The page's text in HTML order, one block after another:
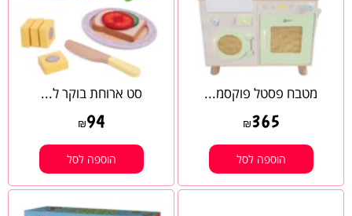
מטבח פסטל פוקסמ...
₪365
הוספה לסל
סט ארוחת בוקר ל...
₪94
הוספה לסל